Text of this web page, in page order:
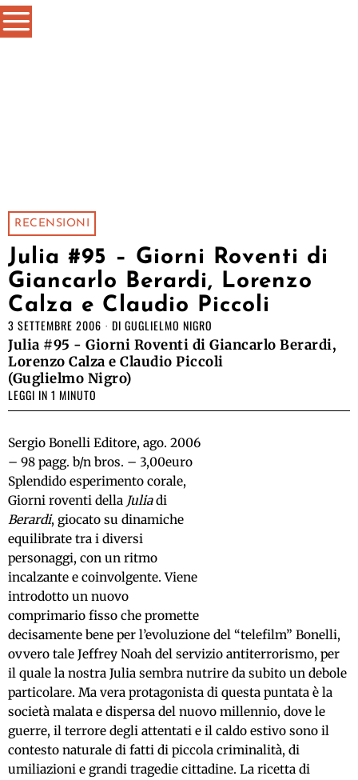
RECENSIONI
Julia #95 – Giorni Roventi di
Giancarlo Berardi, Lorenzo
Calza e Claudio Piccoli
3 SETTEMBRE 2006 DI GUGLIELMO NIGRO
Julia #95 - Giorni Roventi di Giancarlo Berardi,
Lorenzo Calza e Claudio Piccoli
(Guglielmo Nigro)
LEGGI IN 1 MINUTO
Sergio Bonelli Editore, ago. 2006
– 98 pagg. b/n bros. – 3,00euro
Splendido esperimento corale,
Giorni roventi della Juliadi
Berardi, giocato su dinamiche
equilibrate tra i diversi
personaggi, con un ritmo
incalzante e coinvolgente. Viene
introdotto un nuovo
comprimario fisso che promette
decisamente bene per l’evoluzione del “telefilm” Bonelli,
ovvero tale Jeffrey Noah del servizio antiterrorismo, per
il quale la nostra Julia sembra nutrire da subito un debole
particolare. Ma vera protagonista di questa puntata è la
società malata e dispersa del nuovo millennio, dove le
guerre, il terrore degli attentati e il caldo estivo sono il
contesto naturale di fatti di piccola criminalità, di
umiliazioni e grandi tragedie cittadine. La ricetta di